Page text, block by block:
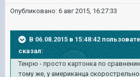
Опубликовано: 6 авг 2015, 16:27:33
В 06.08.2015 в 15:48:42
сказал:
Тенрю - просто картонка по
тому же, у американца